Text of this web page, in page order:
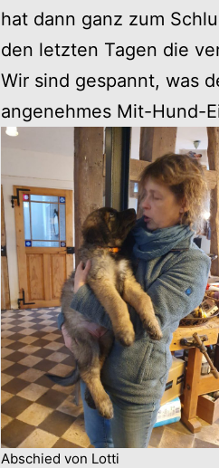
hat dann ganz zum
den letzten Tagen die
Wir sind gespannt, was
angenehmes Mit-Hund-
Abschied von Lotti